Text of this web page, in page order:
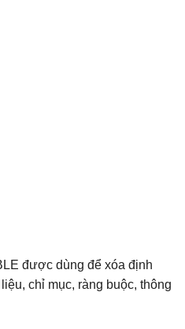
được dùng để xóa định
chỉ mục, ràng buộc, thông